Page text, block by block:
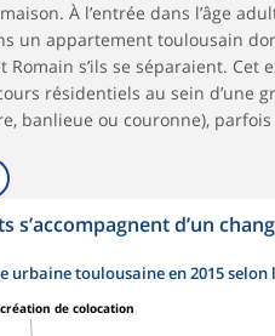
À l’entrée dans l’âge
un appartement toulousain
s’ils se séparaient. Cet
résidentiels au sein d’une
banlieue ou couronne), parfois
s’accompagnent d’un
urbaine toulousaine en 2015
de colocation